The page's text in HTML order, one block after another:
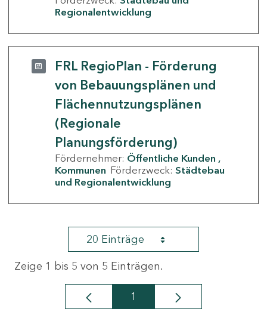
Regionalentwicklung
FRL RegioPlan - Förderung
von Bebauungsplänen und
Flächennutzungsplänen
(Regionale
Planungsförderung)
Fördernehmer: Öffentliche Kunden
Kommunen Förderzweck: Städtebau
und Regionalentwicklung
20 Einträge
Zeige 1 bis 5 von 5 Einträgen.
Seite
1